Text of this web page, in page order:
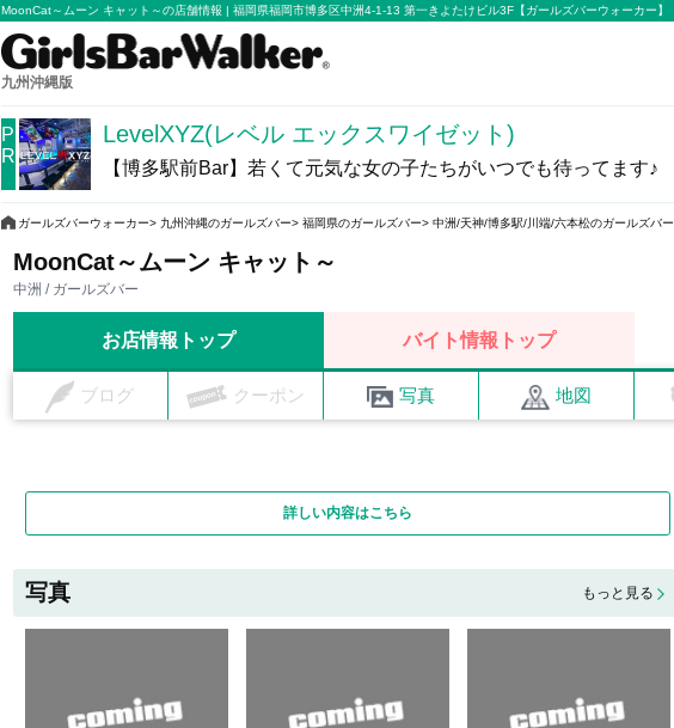
MoonCat～ムーン キャット～の店舗情報 | 福岡県福岡市博多区中洲4-1-13 第一きよたけビル3F【ガールズバーウォーカー】
九州沖縄版
P
R
LevelXYZ(レベル エックスワイゼット)
【博多駅前Bar】若くて元気な女の子たちがいつでも待ってます♪
ガールズバーウォーカー 九州沖縄のガールズバー 福岡県のガールズバー 中洲/天神/博多駅/川端/六本松のガールズバー
MoonCat～ムーン キャット～
中洲 / ガールズバー
お店情報トップ バイト情報トップ
ブログ クーポン 写真 地図
詳しい内容はこちら
写真 もっと見る